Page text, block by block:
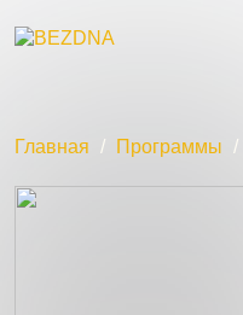
Главная / Программы /